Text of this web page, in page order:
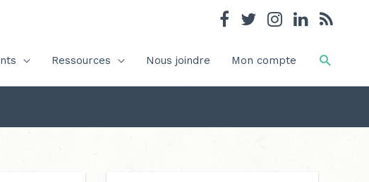
Ressources Nous joindre Mon compte